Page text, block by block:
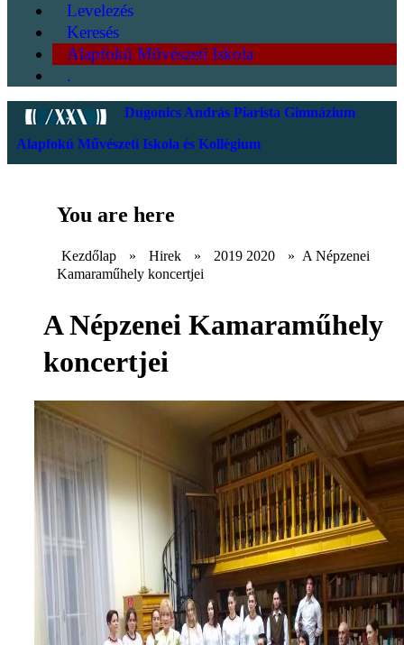
Levelezés
Keresés
Alapfokú Művészeti Iskola
.
Dugonics András Piarista Gimnázium
Alapfokú Művészeti Iskola és Kollégium
You are here
Kezdőlap » Hirek » 2019 2020 » A Népzenei
Kamaraműhely koncertjei
A Népzenei Kamaraműhely
koncertjei